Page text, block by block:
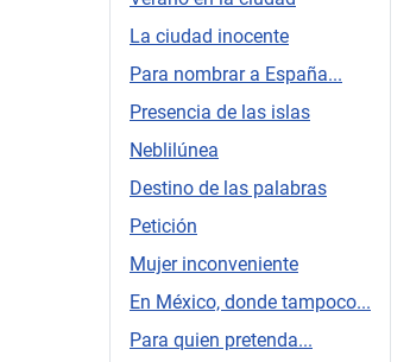
La ciudad inocente
Para nombrar a España...
Presencia de las islas
Neblilúnea
Destino de las palabras
Petición
Mujer inconveniente
En México, donde tampoco...
Para quien pretenda...